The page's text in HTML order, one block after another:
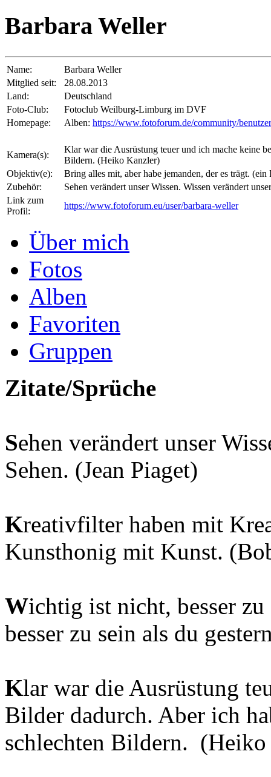
Barbara Weller
Name:
Barbara Weller
Mitglied seit:
28.08.2013
Land:
Deutschland
Foto-Club:
Fotoclub Weilburg-Limburg im DVF
Homepage:
Alben: https://www.fotoforum.de/community/
Kamera(s):
Klar war die Ausrüstung teuer und ich mache keine
Bildern. (Heiko Kanzler)
Objektiv(e):
Bring alles mit, aber habe jemanden, der es trägt. (ein
Zubehör:
Sehen verändert unser Wissen. Wissen verändert
Link zum
Profil:
https://www.fotoforum.eu/user/barbara-weller
Über mich
Fotos
Alben
Favoriten
Gruppen
Zitate/Sprüche
Sehen verändert unser
Sehen. (Jean Piaget)
Kreativfilter haben mit
Kunsthonig mit Kunst.
Wichtig ist nicht, besser
besser zu sein als du
Klar war die Ausrüstung
Bilder dadurch. Aber ich
schlechten Bildern.